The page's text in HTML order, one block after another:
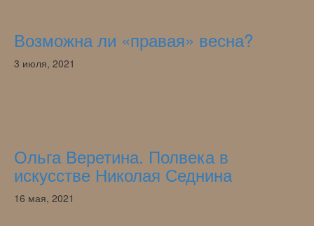
Возможна ли «правая» весна?
3 июля, 2021
Ольга Веретина. Полвека в
искусстве Николая Седнина
16 мая, 2021